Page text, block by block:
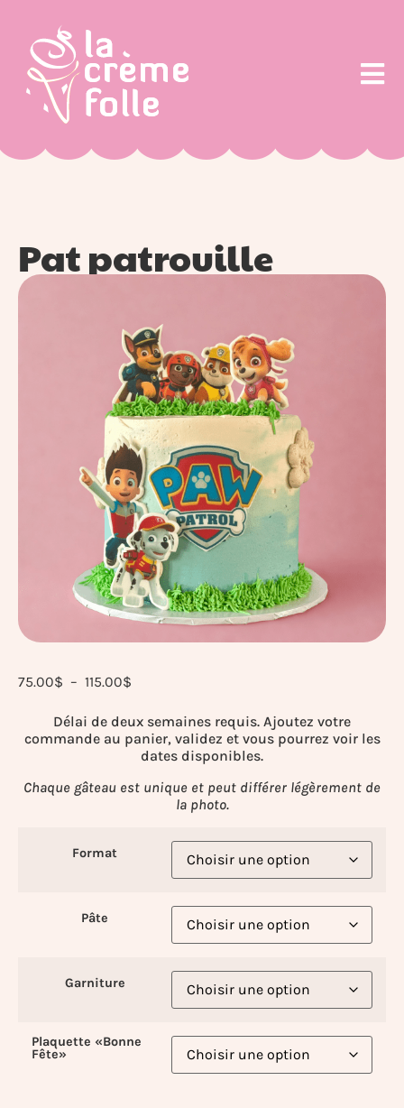
Pat patrouille
75.00$ – 115.00$
Délai de deux semaines requis. Ajoutez votre
commande au panier, validez et vous pourrez voir les
dates disponibles.
Chaque gâteau est unique et peut différer légèrement de
la photo.
Format
Pâte
Garniture
Plaquette «Bonne
Fête»